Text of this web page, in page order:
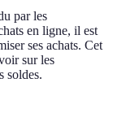
par les
en ligne, il est
ses achats. Cet
sur les
soldes.